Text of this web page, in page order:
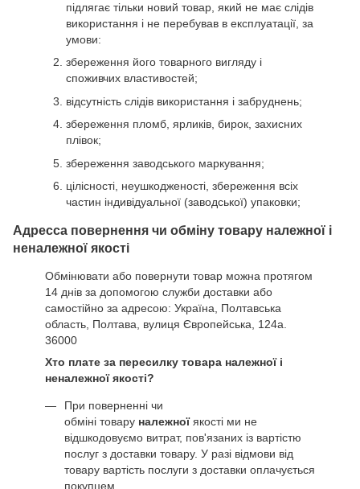
підлягає тільки новий товар, який не має слідів
використання і не перебував в експлуатації, за
умови:
збереження його товарного вигляду і
споживчих властивостей;
відсутність слідів використання і забруднень;
збереження пломб, ярликів, бирок, захисних
плівок;
збереження заводського маркування;
цілісності, неушкодженості, збереження всіх
частин індивідуальної (заводської) упаковки;
Адресса повернення чи обміну товару належної і
неналежної якості
Обмінювати або повернути товар можна протягом
14 днів за допомогою служби доставки або
самостійно за адресою: Україна, Полтавська
область, Полтава, вулиця Європейська, 124а.
36000
Хто плате за пересилку товара належної і
неналежної якості?
При поверненні чи
обміні товару належноїякості ми не
відшкодовуємо витрат, пов'язаних із вартістю
послуг з доставки товару. У разі відмови від
товару вартість послуги з доставки оплачується
покупцем.